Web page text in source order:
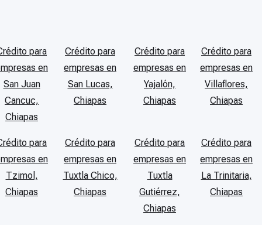
para
en
San Juan
Cancuc,
Chiapas
Crédito para
empresas en
San Lucas,
Chiapas
Crédito para
empresas en
Yajalón,
Chiapas
Crédito para
empresas en
Villaflores,
Chiapas
para
en
Tzimol,
Chiapas
Crédito para
empresas en
Tuxtla Chico,
Chiapas
Crédito para
empresas en
Tuxtla
Gutiérrez,
Chiapas
Crédito para
empresas en
La Trinitaria,
Chiapas